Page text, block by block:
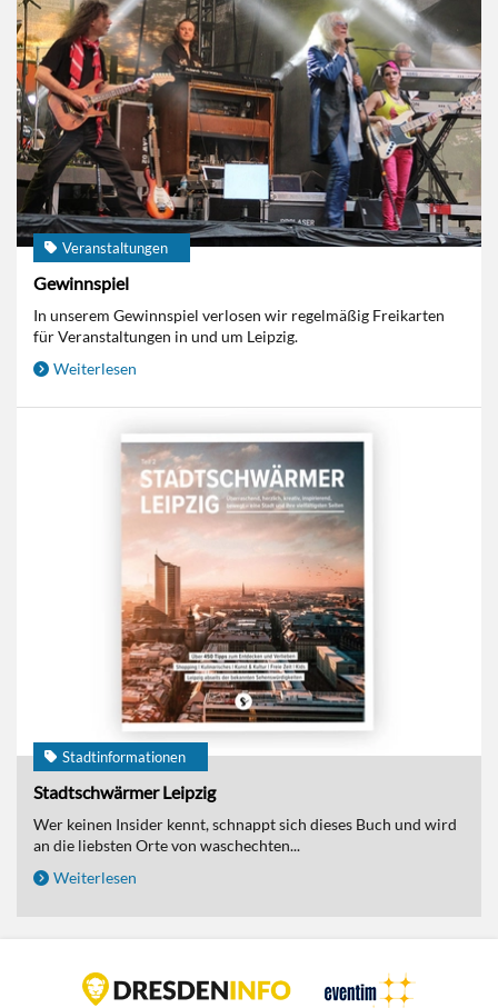
Veranstaltungen
Gewinnspiel
In unserem Gewinnspiel verlosen wir regelmäßig Freikarten
für Veranstaltungen in und um Leipzig.
Weiterlesen
Stadtinformationen
Stadtschwärmer Leipzig
Wer keinen Insider kennt, schnappt sich dieses Buch und wird
an die liebsten Orte von waschechten...
Weiterlesen